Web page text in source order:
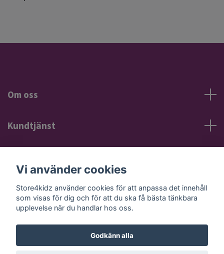
Om oss
Kundtjänst
Sociala medier
Vi använder cookies
Store4kidz använder cookies för att anpassa det innehåll
som visas för dig och för att du ska få bästa tänkbara
upplevelse när du handlar hos oss.
Godkänn alla